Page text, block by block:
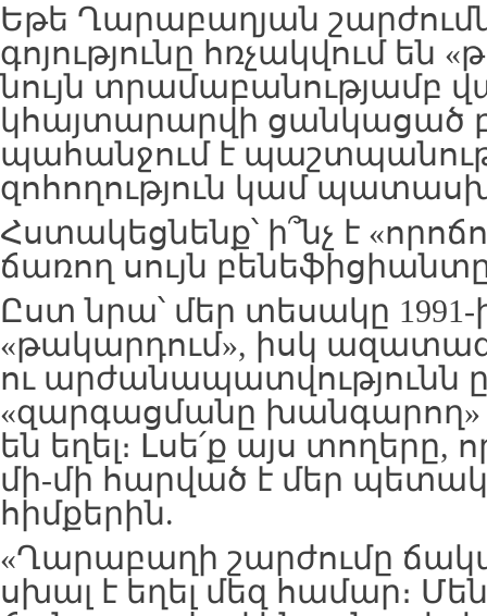
Եթե Ղարաբաղյան
գոյությունը հռչակվում
նույն տրամաբանությամբ
կհայտարարվի ցանկացած
պահանջում է
զոհողություն կամ
Հստակեցնենք՝ ի՞նչ է
ճառող սույն
Ըստ նրա՝ մեր տեսակը 1991-
«թակարդում», իսկ
ու արժանապատվությունն
«զարգացմանը
են եղել։ Լսե՛ք այս
մի-մի հարված է մեր
հիմքերին.
«Ղարաբաղի շարժումը
սխալ է եղել մեզ համար։